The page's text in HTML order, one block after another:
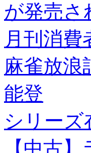
が発売さ
月刊消費
麻雀放浪
能登
シリーズ
【中古